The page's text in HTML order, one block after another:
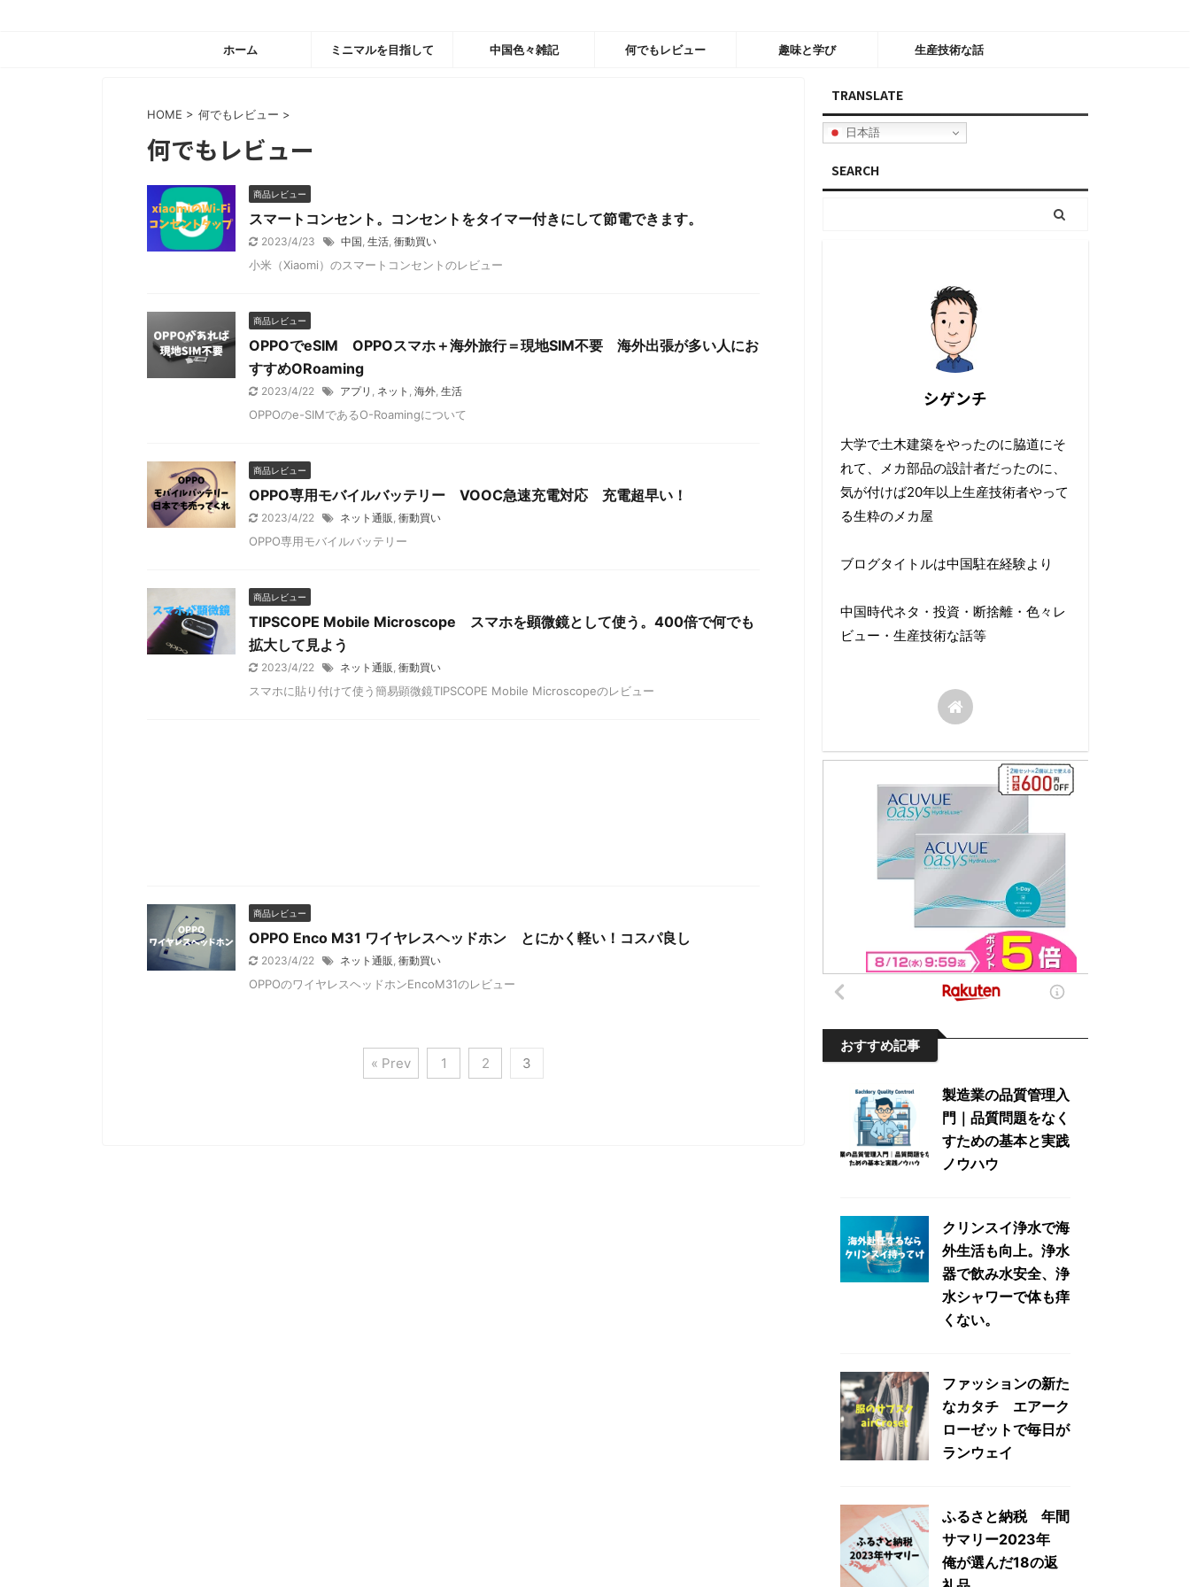
ホーム ミニマルを目指して 中国色々雑記 何でもレビュー 趣味と学び 生産技術な話
HOME > 何でもレビュー >
何でもレビュー
商品レビュー
スマートコンセント。コンセントをタイマー付きにして節電できます。
2023/4/23 中国, 生活, 衝動買い
小米（Xiaomi）のスマートコンセントのレビュー
商品レビュー
OPPOでeSIM OPPOスマホ＋海外旅行＝現地SIM不要 海外出張が多い人にお
すすめORoaming
2023/4/22 アプリ , ネット , 海外, 生活
OPPOのe-SIMであるO-Roamingについて
商品レビュー
OPPO専用モバイルバッテリー VOOC急速充電対応 充電超早い！
2023/4/22 ネット通販, 衝動買い
OPPO専用モバイルバッテリー
商品レビュー
TIPSCOPE Mobile Microscope スマホを顕微鏡として使う。400倍で何でも
拡大して見よう
2023/4/22 ネット通販, 衝動買い
スマホに貼り付けて使う簡易顕微鏡TIPSCOPE Mobile Microscopeのレビュー
商品レビュー
OPPO Enco M31 ワイヤレスヘッドホン とにかく軽い！コスパ良し
2023/4/22 ネット通販, 衝動買い
OPPOのワイヤレスヘッドホンEncoM31のレビュー
« Prev 1 2 3
TRANSLATE
日本語
SEARCH
シゲンチ
大学で土木建築をやったのに脇道にそ
れて、メカ部品の設計者だったのに、
気が付けば20年以上生産技術者やって
る生粋のメカ屋
ブログタイトルは中国駐在経験より
中国時代ネタ・投資・断捨離・色々レ
ビュー・生産技術な話等
おすすめ記事
製造業の品質管理入
門｜品質問題をなく
すための基本と実践
ノウハウ
クリンスイ浄水で海
外生活も向上。浄水
器で飲み水安全、浄
水シャワーで体も痒
くない。
ファッションの新た
なカタチ エアーク
ローゼットで毎日が
ランウェイ
ふるさと納税 年間
サマリー2023年
俺が選んだ18の返